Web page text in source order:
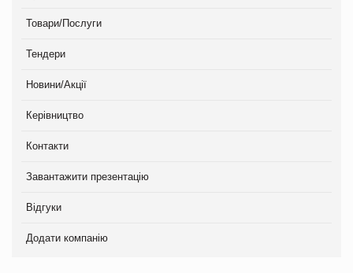
Товари/Послуги
Тендери
Новини/Акції
Керівництво
Контакти
Завантажити презентацію
Відгуки
Додати компанію